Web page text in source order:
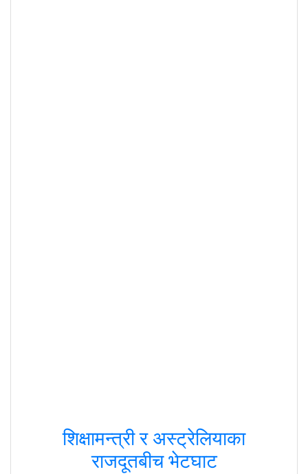
शिक्षामन्त्री र अस्ट्रेलियाका
राजदूतबीच भेटघाट